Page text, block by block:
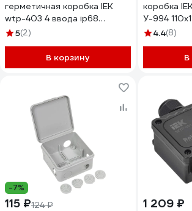
герметичная коробка IEK
wtp-403 4 ввода ip68
UWB10-H-450-41-04-68
5(2)
В корзину
коробка
У-994
100-100-
4.4(8)
В
-7%
115 ₽124 ₽
1 209 ₽